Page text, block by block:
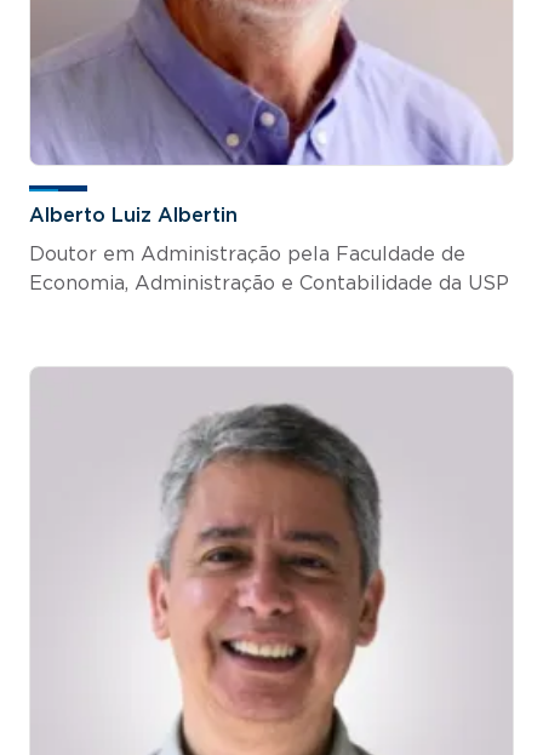
Alberto Luiz Albertin
Doutor em Administração pela Faculdade de
Economia, Administração e Contabilidade da USP